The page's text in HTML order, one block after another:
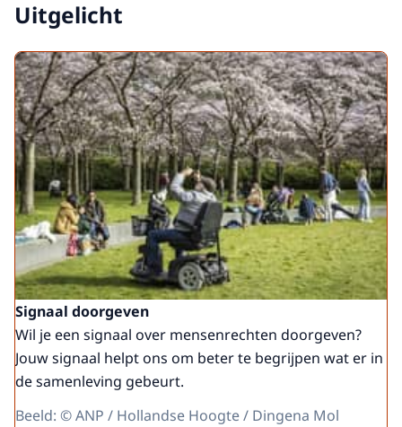
Uitgelicht
Signaal doorgeven
Wil je een signaal over mensenrechten doorgeven?
Jouw signaal helpt ons om beter te begrijpen wat er in
de samenleving gebeurt.
Beeld: © ANP / Hollandse Hoogte / Dingena Mol